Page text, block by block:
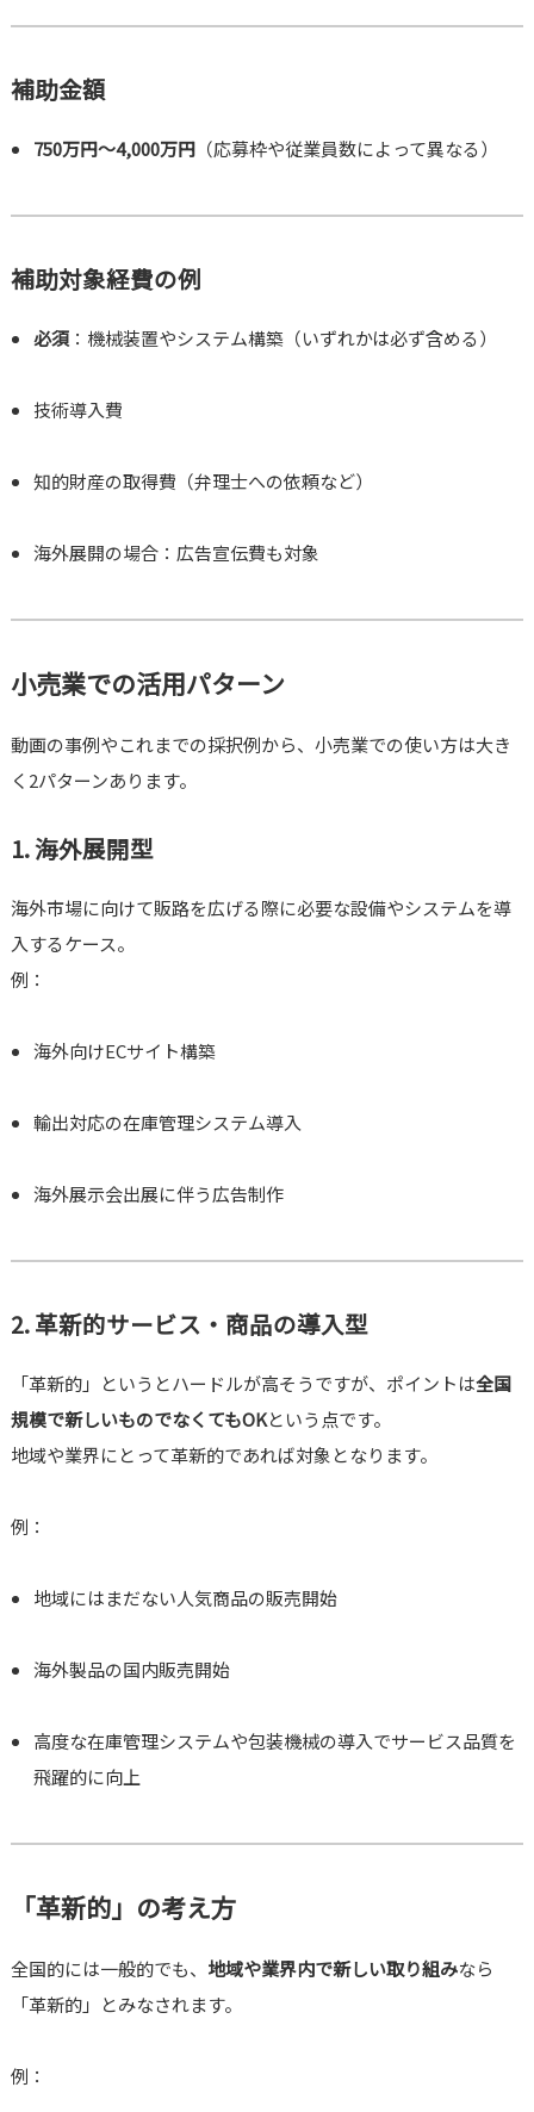
補助金額
750万円～4,000万円 （応募枠や従業員数によって異なる）
補助対象経費の例
必須 ：機械装置やシステム構築（いずれかは必ず含める）
技術導入費
知的財産の取得費（弁理士への依頼など）
海外展開の場合：広告宣伝費も対象
小売業での活用パターン
動画の事例やこれまでの採択例から、小売業での使い方は大き
く2パターンあります。
1. 海外展開型
海外市場に向けて販路を広げる際に必要な設備やシステムを導
入するケース。
例：
海外向けECサイト構築
輸出対応の在庫管理システム導入
海外展示会出展に伴う広告制作
2. 革新的サービス・商品の導入型
「革新的」というとハードルが高そうですが、ポイントは全国
規模で新しいものでなくてもOKという点です。
地域や業界にとって革新的であれば対象となります。
例：
地域にはまだない人気商品の販売開始
海外製品の国内販売開始
高度な在庫管理システムや包装機械の導入でサービス品質を
飛躍的に向上
「革新的」の考え方
全国的には一般的でも、 地域や業界内で新しい取り組みなら
「革新的」とみなされます。
例：